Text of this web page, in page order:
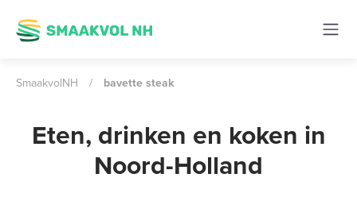
SmaakvolNH / bavette steak
Eten, drinken en koken in
Noord-Holland